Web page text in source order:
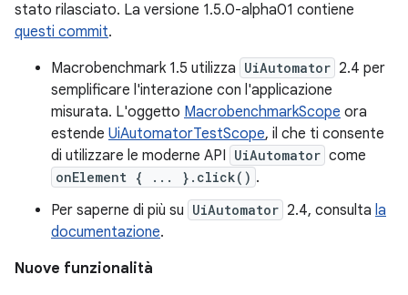
stato rilasciato. La versione 1.5.0-alpha01 contiene
questi commit.
Macrobenchmark 1.5 utilizza UiAutomator 2.4 per
semplificare l'interazione con l'applicazione
misurata. L'oggetto MacrobenchmarkScope ora
estende UiAutomatorTestScope, il che ti consente
di utilizzare le moderne API UiAutomator come
onElement { ... }.click() .
Per saperne di più su UiAutomator 2.4, consulta la
documentazione.
Nuove funzionalità